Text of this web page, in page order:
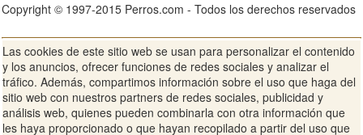
Copyright © 1997-2015 Perros.com - Todos los derechos reservados
Publicidad en Perros.com | Contacte | Aviso Legal Política de
privacidad | Condiciones de uso
Ver sitio web completo
Las cookies de este sitio web se usan para personalizar el contenido
y los anuncios, ofrecer funciones de redes sociales y analizar el
tráfico. Además, compartimos información sobre el uso que haga del
sitio web con nuestros partners de redes sociales, publicidad y
análisis web, quienes pueden combinarla con otra información que
les haya proporcionado o que hayan recopilado a partir del uso que